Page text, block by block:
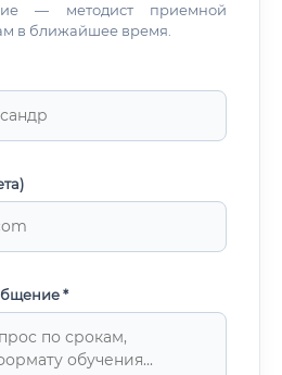
— методист приемной
в ближайшее время.
*